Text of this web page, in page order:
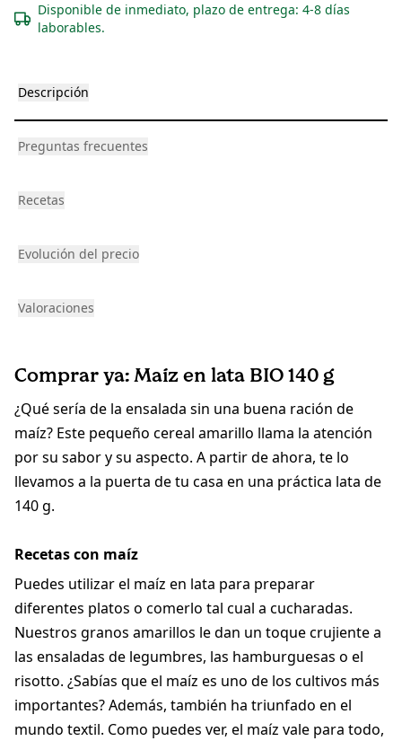
Disponible de inmediato, plazo de entrega: 4-8 días
laborables.
Descripción
Preguntas frecuentes
Recetas
Evolución del precio
Valoraciones
Comprar ya: Maíz en lata BIO 140 g
¿Qué sería de la ensalada sin una buena ración de
maíz? Este pequeño cereal amarillo llama la atención
por su sabor y su aspecto. A partir de ahora, te lo
llevamos a la puerta de tu casa en una práctica lata de
140 g.
Recetas con maíz
Puedes utilizar el maíz en lata para preparar
diferentes platos o comerlo tal cual a cucharadas.
Nuestros granos amarillos le dan un toque crujiente a
las ensaladas de legumbres, las hamburguesas o el
risotto. ¿Sabías que el maíz es uno de los cultivos más
importantes? Además, también ha triunfado en el
mundo textil. Como puedes ver, el maíz vale para todo,